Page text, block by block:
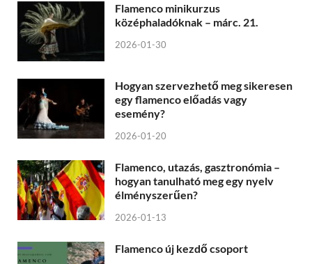
Flamenco minikurzus
középhaladóknak – márc. 21.
2026-01-30
Hogyan szervezhető meg sikeresen
egy flamenco előadás vagy
esemény?
2026-01-20
Flamenco, utazás, gasztronómia –
hogyan tanulható meg egy nyelv
élményszerűen?
2026-01-13
Flamenco új kezdő csoport